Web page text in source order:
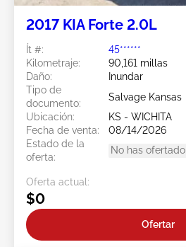
2017 KIA Forte 2.0L
Ít #:
45******
Kilometraje:
90,161 millas
Daño:
Inundar
Tipo de
documento:
Salvage Kansas
Ubicación:
KS - WICHITA
Fecha de venta:
08/14/2026
Estado de la
oferta:
No has ofertado
Oferta actual:
$0
Ofertar